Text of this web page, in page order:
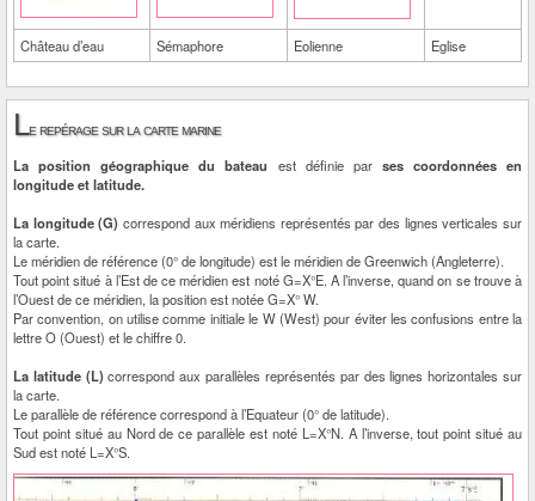
Château d’eau Sémaphore Eolienne Eglise
Le repérage sur la carte marine
La position géographique du bateau est définie par ses coordonnées en
longitude et latitude.
La longitude (G) correspond aux méridiens représentés par des lignes verticales sur
la carte.
Le méridien de référence (0° de longitude) est le méridien de Greenwich (Angleterre).
Tout point situé à l’Est de ce méridien est noté G=X°E. A l’inverse, quand on se trouve à
l’Ouest de ce méridien, la position est notée G=X° W.
Par convention, on utilise comme initiale le W (West) pour éviter les confusions entre la
lettre O (Ouest) et le chiffre 0.
La latitude (L)correspond aux parallèles représentés par des lignes horizontales sur
la carte.
Le parallèle de référence correspond à l’Equateur (0° de latitude).
Tout point situé au Nord de ce parallèle est noté L=X°N. A l’inverse, tout point situé au
Sud est noté L=X°S.